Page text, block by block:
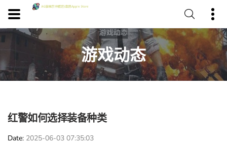
游戏动态
红警如何选择装备种类
Date 2025-06-03 07:35:03